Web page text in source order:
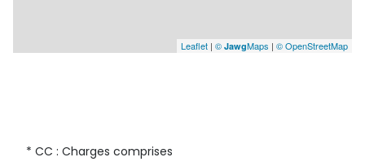
Leaflet | © JawgMaps | © OpenStreetMap
* CC : Charges comprises